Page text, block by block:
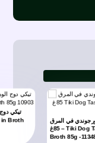
تيكي
في المرق
85غ – Tiki Dog Taste Of France Beef Potatoes&Carrots In
Broth 85g -